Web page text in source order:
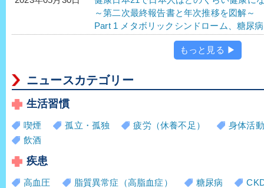
～第二次最終報告書と年次推移を図解～
Part 1 メタボリックシンドローム、糖尿
もっと見る ▶
ニュースカテゴリー
生活習慣
喫煙 孤立・孤独 疲労（休養不足）
身体活
飲酒
疾患
高血圧 脂質異常症（高脂血症） 糖尿病